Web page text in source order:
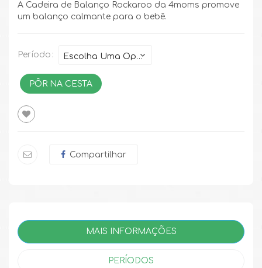
A Cadeira de Balanço Rockaroo da 4moms promove
um balanço calmante para o bebê.
Período
PÔR NA CESTA
Compartilhar
MAIS INFORMAÇÕES
PERÍODOS